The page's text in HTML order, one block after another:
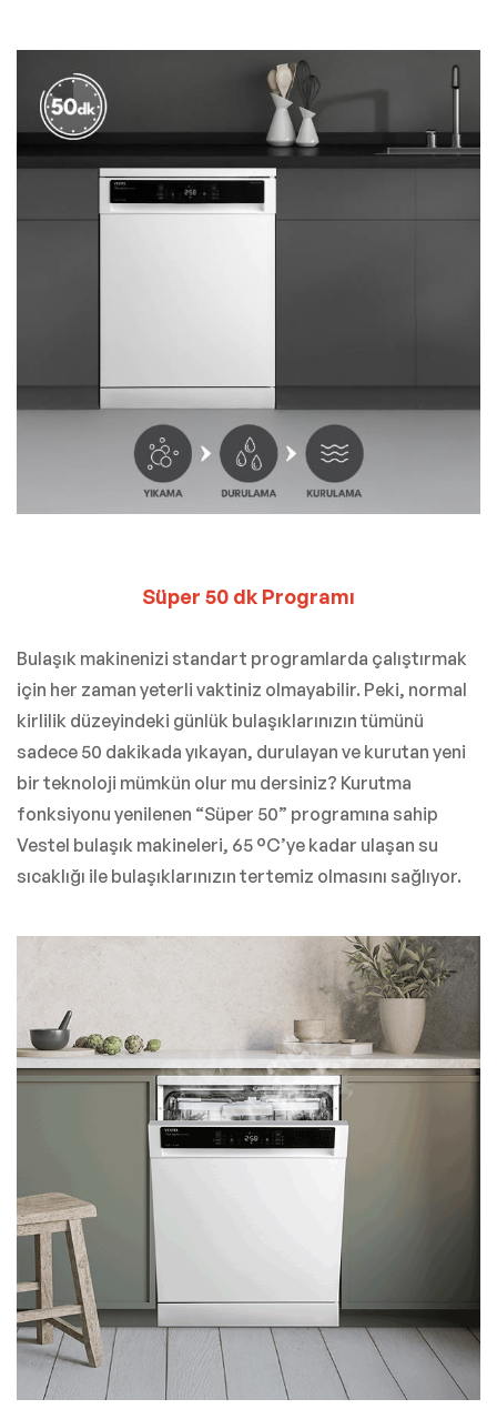
Süper 50 dk Programı
Bulaşık makinenizi standart programlarda çalıştırmak
için her zaman yeterli vaktiniz olmayabilir. Peki, normal
kirlilik düzeyindeki günlük bulaşıklarınızın tümünü
sadece 50 dakikada yıkayan, durulayan ve kurutan yeni
bir teknoloji mümkün olur mu dersiniz? Kurutma
fonksiyonu yenilenen “Süper 50” programına sahip
Vestel bulaşık makineleri, 65 °C’ye kadar ulaşan su
sıcaklığı ile bulaşıklarınızın tertemiz olmasını sağlıyor.